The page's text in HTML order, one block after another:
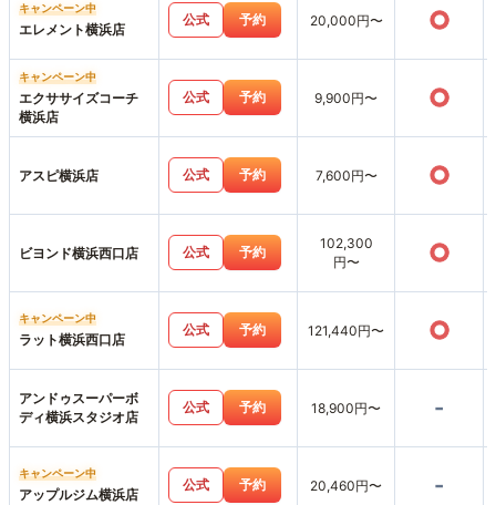
キャンペーン中
エレメント横浜店
公式 予約 20,000円〜 ○
キャンペーン中
エクササイズコーチ
横浜店
公式 予約 9,900円〜 ○
アスピ横浜店 公式 予約 7,600円〜 ○
ビヨンド横浜西口店 公式 予約
102,300
円〜
○
キャンペーン中
ラット横浜西口店
公式 予約 121,440円〜 ○
アンドゥスーパーボ
ディ横浜スタジオ店
公式 予約 18,900円〜 -
キャンペーン中
アップルジム横浜店
公式 予約 20,460円〜 -